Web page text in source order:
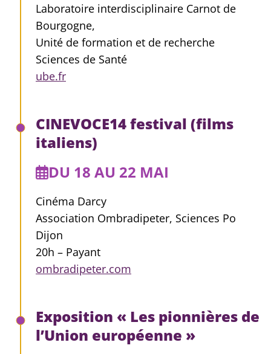
Laboratoire interdisciplinaire Carnot de
Bourgogne,
Unité de formation et de recherche
Sciences de Santé
ube.fr
CINEVOCE14 festival (films
italiens)
DU 18 AU 22 MAI
Cinéma Darcy
Association Ombradipeter, Sciences Po
Dijon
20h – Payant
ombradipeter.com
Exposition « Les pionnières de
l’Union européenne »